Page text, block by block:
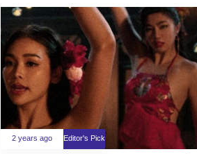
2 years ago Editor's Pick